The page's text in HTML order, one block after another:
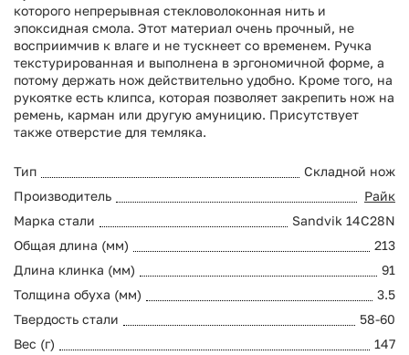
которого непрерывная стекловолоконная нить и
эпоксидная смола. Этот материал очень прочный, не
восприимчив к влаге и не тускнеет со временем. Ручка
текстурированная и выполнена в эргономичной форме, а
потому держать нож действительно удобно. Кроме того, на
рукоятке есть клипса, которая позволяет закрепить нож на
ремень, карман или другую амуницию. Присутствует
также отверстие для темляка.
Тип
Складной нож
Производитель
Райк
Марка стали
Sandvik 14C28N
Общая длина (мм)
213
Длина клинка (мм)
91
Толщина обуха (мм)
3.5
Твердость стали
58-60
Вес (г)
147